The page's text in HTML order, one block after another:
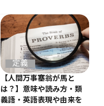
定義
【人間万事塞翁が馬と
は？】意味や読み方・類
義語・英語表現や由来を